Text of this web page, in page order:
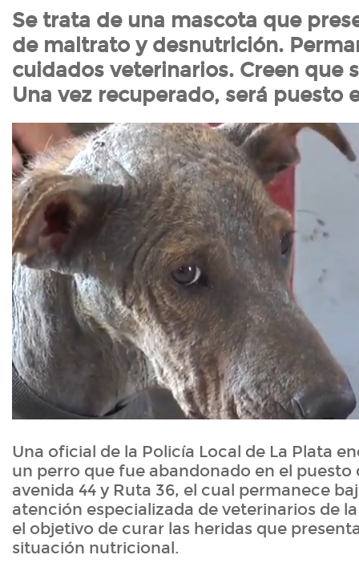
Se trata de una mascota que
de maltrato y desnutrición.
cuidados veterinarios. Creen que
Una vez recuperado, será puesto
Una oficial de la Policía Local de La Plata
un perro que fue abandonado en el puesto
avenida 44 y Ruta 36, el cual permanece
atención especializada de veterinarios de
el objetivo de curar las heridas que
situación nutricional.